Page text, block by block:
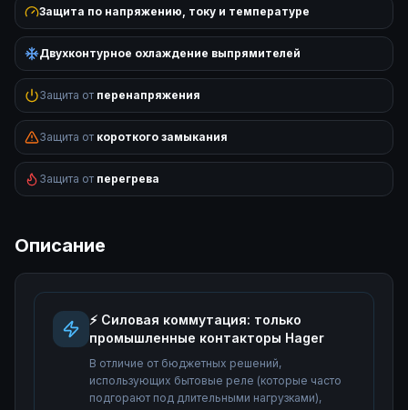
Защита по напряжению, току и температуре
Двухконтурное охлаждение выпрямителей
Защита от перенапряжения
Защита от короткого замыкания
Защита от перегрева
Описание
⚡ Силовая коммутация: только
промышленные контакторы Hager
В отличие от бюджетных решений,
использующих бытовые реле (которые часто
подгорают под длительными нагрузками),